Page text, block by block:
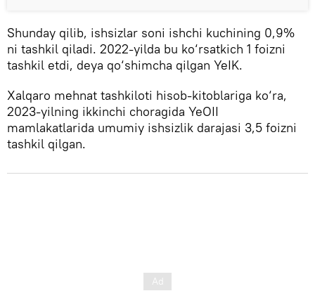
Shunday qilib, ishsizlar soni ishchi kuchining 0,9%
ni tashkil qiladi. 2022-yilda bu ko‘rsatkich 1 foizni
tashkil etdi, deya qo‘shimcha qilgan YeIK.
Xalqaro mehnat tashkiloti hisob-kitoblariga ko‘ra,
2023-yilning ikkinchi choragida YeOII
mamlakatlarida umumiy ishsizlik darajasi 3,5 foizni
tashkil qilgan.